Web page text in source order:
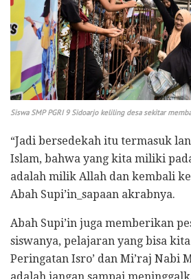
Siswa SMP PGRI 9 Sidoarjo keliling desa sekitar
“Jadi bersedekah itu termasuk
Islam, bahwa yang kita miliki
adalah milik Allah dan kembali
Abah Supi’in_sapaan akrabnya.
Abah Supi’in juga memberikan
siswanya, pelajaran yang bisa
Peringatan Isro’ dan Mi’raj Nabi